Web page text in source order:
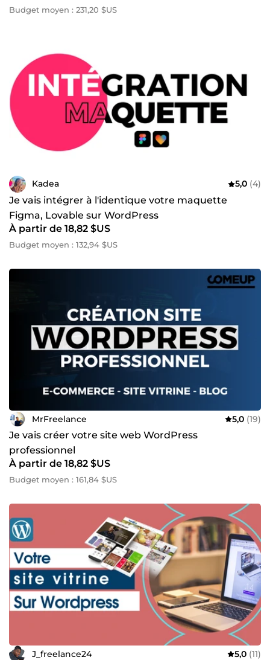
Budget moyen : 231,20 $US
Kadea 5,0 (4)
Je vais intégrer à l'identique votre maquette
Figma, Lovable sur WordPress
À partir de 18,82 $US
Budget moyen : 132,94 $US
MrFreelance 5,0 (19)
Je vais créer votre site web WordPress
professionnel
À partir de 18,82 $US
Budget moyen : 161,84 $US
J_freelance24 5,0 (11)